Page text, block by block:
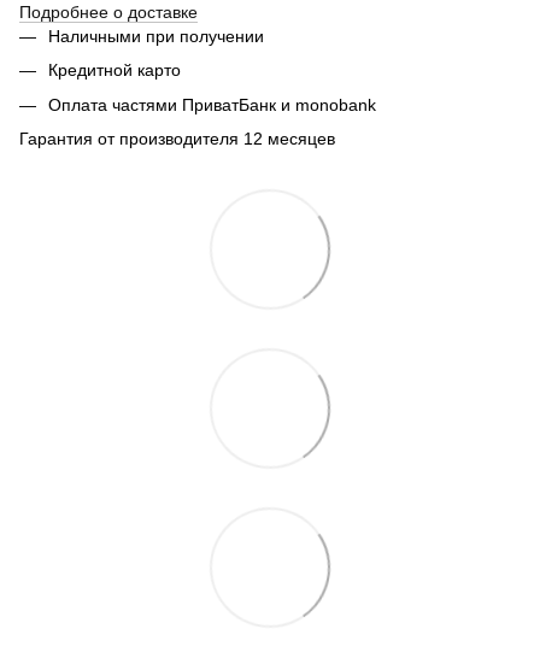
Подробнее о доставке
Наличными при получении
Кредитной карто
Оплата частями ПриватБанк и monobank
Гарантия от производителя 12 месяцев